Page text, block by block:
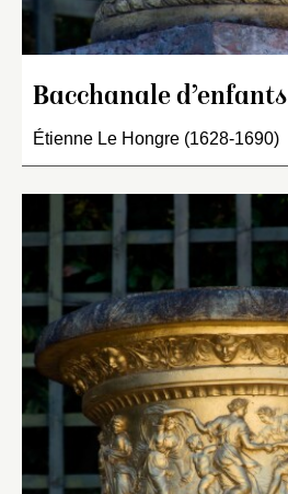
Bacchanale d’enfants
Étienne Le Hongre (1628-1690)